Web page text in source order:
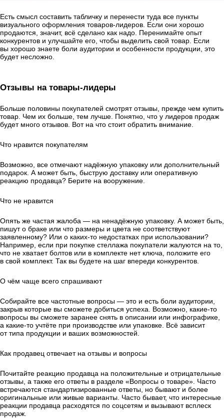
Есть смысл составить табличку и перенести туда все пункты
визуального оформления товаров-лидеров. Если они хорошо
продаются, значит, всё сделано как надо. Перенимайте опыт
конкурентов и улучшайте его, чтобы выделить свой товар. Если
вы хорошо знаете боли аудитории и особенности продукции, это
будет несложно.
Отзывы на товары-лидеры
Больше половины покупателей смотрят отзывы, прежде чем купить
товар. Чем их больше, тем лучше. Понятно, что у лидеров продаж
будет много отзывов. Вот на что стоит обратить внимание.
Что нравится покупателям
Возможно, все отмечают надёжную упаковку или дополнительный
подарок. А может быть, быструю доставку или оперативную
реакцию продавца? Берите на вооружение.
Что не нравится
Опять же частая жалоба — на ненадёжную упаковку. А может быть,
пишут о браке или что размеры и цвета не соответствуют
заявленному? Или о каких-то недостатках при использовании?
Например, если при покупке стеллажа покупатели жалуются на то,
что не хватает болтов или в комплекте нет ключа, положите его
в свой комплект. Так вы будете на шаг впереди конкурентов.
О чём чаще всего спрашивают
Собирайте все частотные вопросы — это и есть боли аудитории,
закрыв которые вы сможете добиться успеха. Возможно, какие-то
вопросы вы сможете заранее снять в описании или инфографике,
а какие-то учтёте при производстве или упаковке. Всё зависит
от типа продукции и ваших возможностей.
Как продавец отвечает на отзывы и вопросы
Почитайте реакцию продавца на положительные и отрицательные
отзывы, а также его ответы в разделе «Вопросы о товаре». Часто
встречаются стандартизированные ответы, но бывают и более
оригинальные или живые варианты. Часто бывает, что интересные
реакции продавца расходятся по соцсетям и вызывают всплеск
продаж.